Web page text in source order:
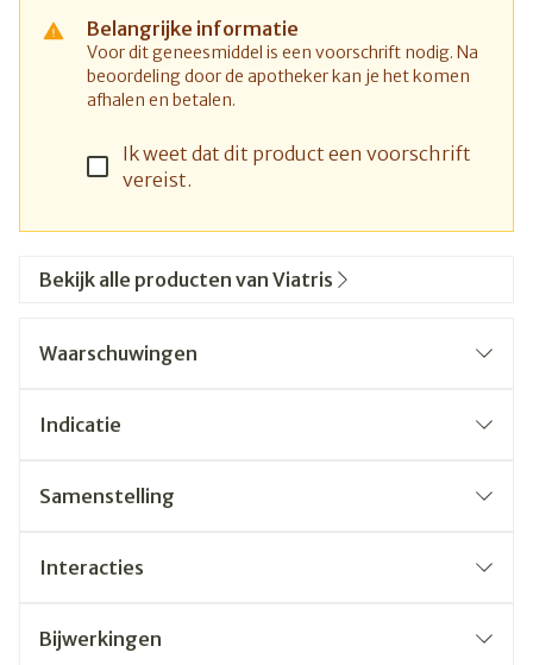
Belangrijke informatie
Voor dit geneesmiddel is een voorschrift nodig. Na
beoordeling door de apotheker kan je het komen
afhalen en betalen.
Ik weet dat dit product een voorschrift
vereist.
Bekijk alle producten van Viatris
Waarschuwingen
Indicatie
Samenstelling
Interacties
Bijwerkingen